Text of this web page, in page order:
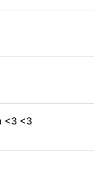
<3 <3